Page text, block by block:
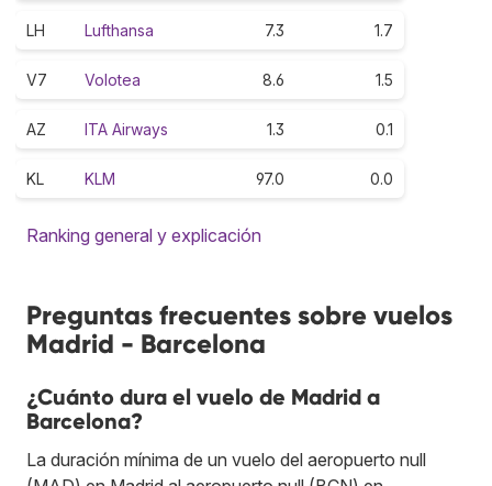
LH Lufthansa 7.3 1.7
V7 Volotea 8.6 1.5
AZ ITA Airways 1.3 0.1
KL KLM 97.0 0.0
Ranking general y explicación
Preguntas frecuentes sobre vuelos
Madrid - Barcelona
¿Cuánto dura el vuelo de Madrid a
Barcelona?
La duración mínima de un vuelo del aeropuerto null